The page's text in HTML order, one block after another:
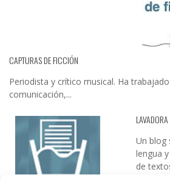
CAPTURAS DE FICCIÓN
Periodista y crítico musical. Ha
comunicación,...
LAVADORA
Un blog
lengua
de